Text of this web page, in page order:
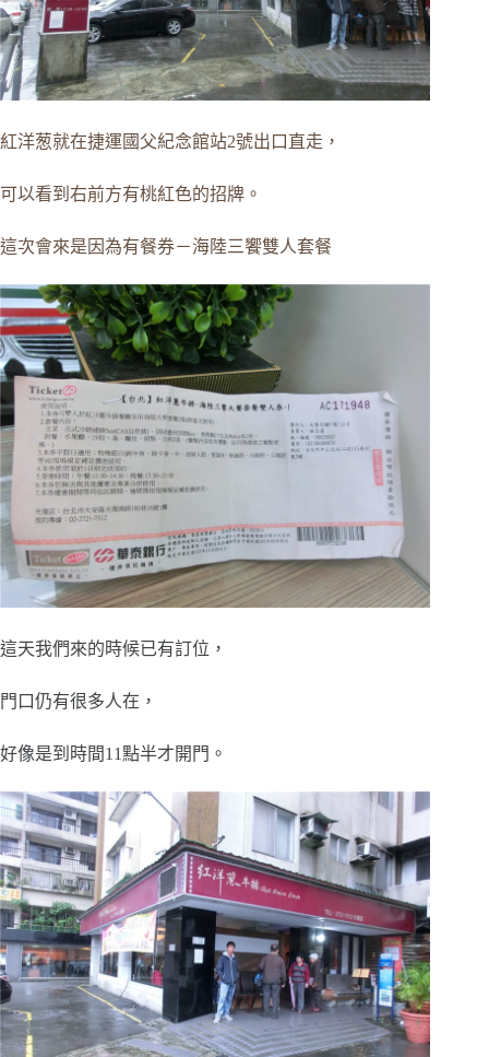
紅洋葱就在捷運國父紀念館站2號出口直走，
可以看到右前方有桃紅色的招牌。
這次會來是因為有餐券－海陸三饗雙人套餐
這天我們來的時候已有訂位，
門口仍有很多人在，
好像是到時間11點半才開門。